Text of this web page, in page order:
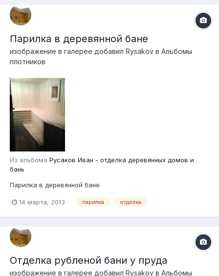
Парилка в деревянной бане
изображение в галерее добавил Rysakov в Альбомы
плотников
Из альбома Русаков Иван - отделка деревянных домов и
бань
Парилка в деревянной бане
14 марта, 2013 парилка отделка
Отделка рубленой бани у пруда
изображение в галерее добавил Rysakov в Альбомы